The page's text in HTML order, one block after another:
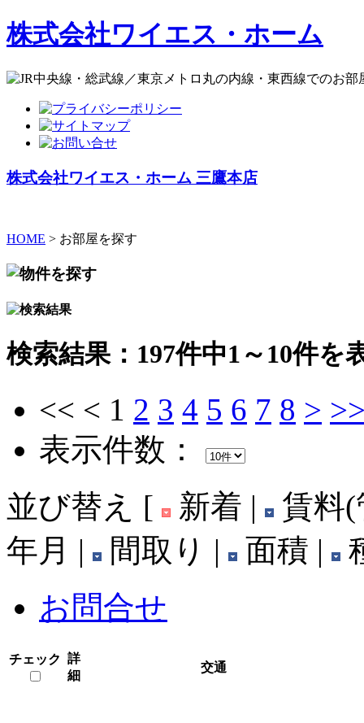
株式会社ワイエス・ホーム
株式会社ワイエス・ホーム 三鷹本店
HOME > お部屋を探す
検索結果：197件中1～10件を
<< < 1 2 3 4 5 6 7 8 >
表示件数：
並び替え [ 新着 |
賃料
年月 |
間取り | 面積 |
お問合せ
チェック 詳
細
交通